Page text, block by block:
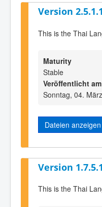
Version 2.5.1.1
This is the Thai
Maturity
Stable
Veröffentlicht am
Sonntag, 04.
Dateien anzeigen
Version 1.7.5.1
This is the Thai